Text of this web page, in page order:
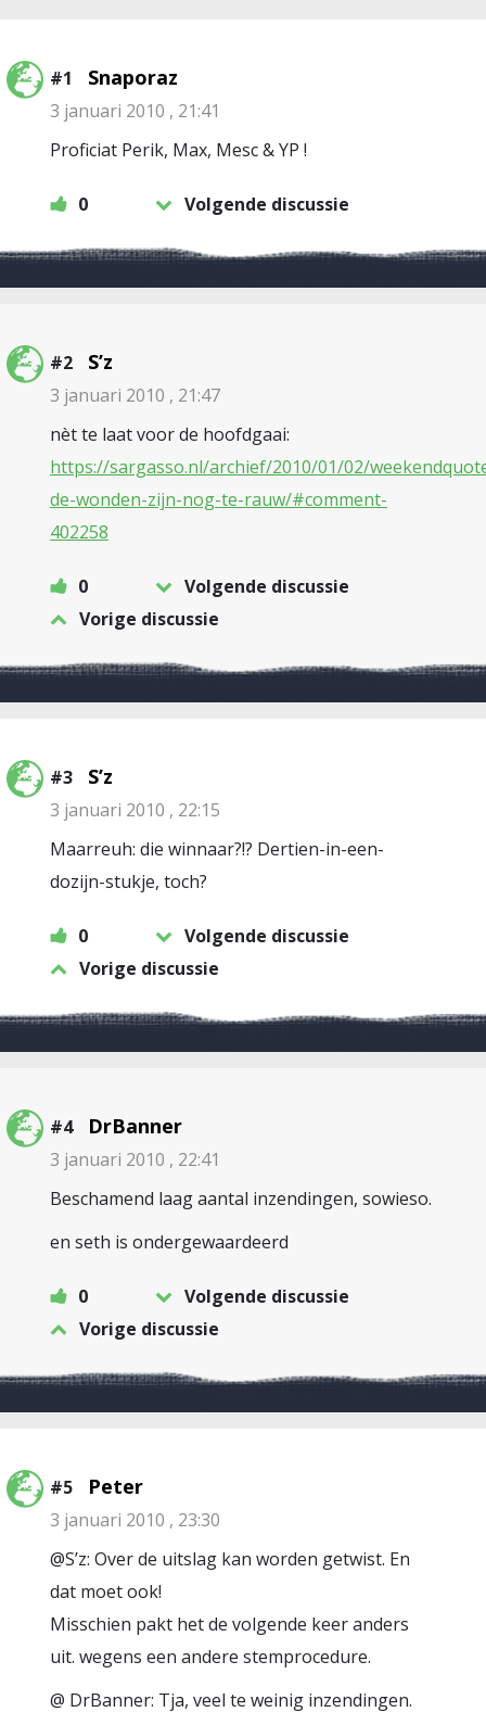
#1 Snaporaz
3 januari 2010 , 21:41
Proficiat Perik, Max, Mesc & YP !
0 Volgende discussie
#2 S’z
3 januari 2010 , 21:47
nèt te laat voor de hoofdgaai:
https://sargasso.nl/archief/2010/01/02/
de-wonden-zijn-nog-te-rauw/#comment-
402258
0
Volgende discussie
Vorige discussie
#3 S’z
3 januari 2010 , 22:15
Maarreuh: die winnaar?!? Dertien-in-een-
dozijn-stukje, toch?
0
Volgende discussie
Vorige discussie
#4 DrBanner
3 januari 2010 , 22:41
Beschamend laag aantal inzendingen, sowieso.
en seth is ondergewaardeerd
0
Volgende discussie
Vorige discussie
#5 Peter
3 januari 2010 , 23:30
@S’z: Over de uitslag kan worden getwist. En
dat moet ook!
Misschien pakt het de volgende keer anders
uit. wegens een andere stemprocedure.
@ DrBanner: Tja, veel te weinig inzendingen.